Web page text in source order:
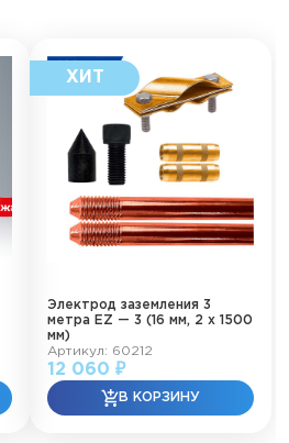
Электрод заземления 3
метра EZ — 3 (16 мм, 2 х 1500
мм)
Артикул: 60212
12 060 ₽